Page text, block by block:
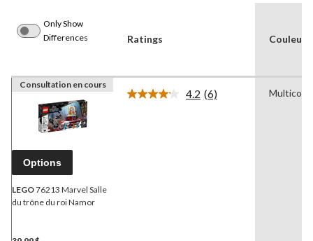
Only Show
Differences
Ratings
Consultation en cours
Options
LEGO76213 Marvel Salle
du trône du roi Namor
4.2 Lire
(6)